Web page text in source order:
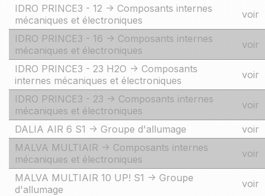
IDRO PRINCE3 - 12 -> Composants internes
mécaniques et électroniques
voir
IDRO PRINCE3 - 16 -> Composants internes
mécaniques et électroniques
voir
IDRO PRINCE3 - 23 H2O -> Composants
internes mécaniques et électroniques
voir
IDRO PRINCE3 - 23 -> Composants internes
mécaniques et électroniques
voir
DALIA AIR 6 S1 -> Groupe d'allumage
voir
MALVA MULTIAIR -> Composants internes
mécaniques et électroniques
voir
MALVA MULTIAIR 10 UP! S1 -> Groupe
d'allumage
voir